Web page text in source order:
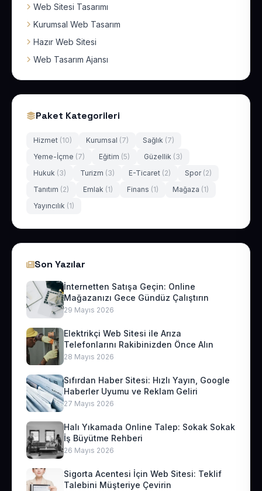
Web Sitesi Tasarımı
Kurumsal Web Tasarım
Hazır Web Sitesi
Web Tasarım Ajansı
Paket Kategorileri
Hizmet (10) Kurumsal (7) Sağlık (7)
Yeme-İçme (7) Eğitim (5) Güzellik (3)
Hukuk (3) Turizm (3) E-Ticaret (2) Spor (2)
Tanıtım (2) Emlak (1) Finans (1) Mağaza (1)
Yayıncılık (1)
Son Yazılar
İnternetten Satışa Geçin: Online
Mağazanızı Gece Gündüz Çalıştırın
29 Mayıs 2026
Elektrikçi Web Sitesi ile Arıza
Telefonlarını Rakibinizden Önce Alın
28 Mayıs 2026
Sıfırdan Haber Sitesi: Hızlı Yayın, Google
Haberler Uyumu ve Reklam Geliri
27 Mayıs 2026
Halı Yıkamada Online Talep: Sokak Sokak
İş Büyütme Rehberi
26 Mayıs 2026
Sigorta Acentesi İçin Web Sitesi: Teklif
Talebini Müşteriye Çevirin